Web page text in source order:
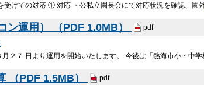
受けての対応 ① 対応 ・公私立園長会にて対応状況を確認、園
ン運用） （PDF 1.0MB） pdf
２７ 日より運用を開始いたします。 今後は「熱海市小・中
（PDF 1.5MB） pdf